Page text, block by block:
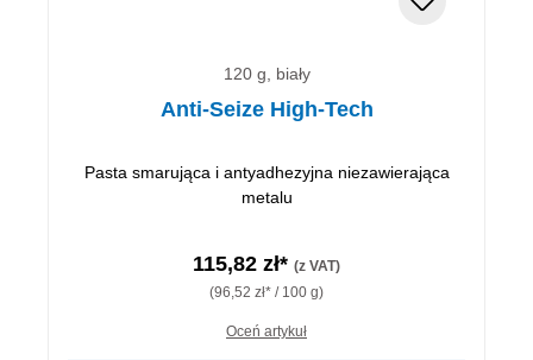
120 g, biały
Anti-Seize High-Tech
Pasta smarująca i antyadhezyjna niezawierająca
metalu
115,82 zł* (z VAT)
(96,52 zł* / 100 g)
Oceń artykuł